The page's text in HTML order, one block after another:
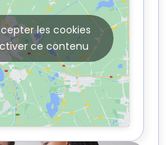
les cookies
ce contenu